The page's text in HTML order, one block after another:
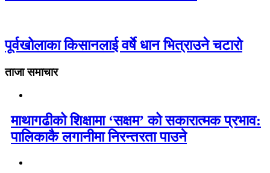
पूर्वखोलाका किसानलाई वर्षे धान भित्राउने चटारो
ताजा समाचार
माथागढीको शिक्षामा ‘सक्षम’ को सकारात्मक प्रभाव:
पालिकाकै लगानीमा निरन्तरता पाउने